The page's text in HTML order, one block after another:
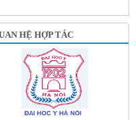
HỆ HỢP TÁC